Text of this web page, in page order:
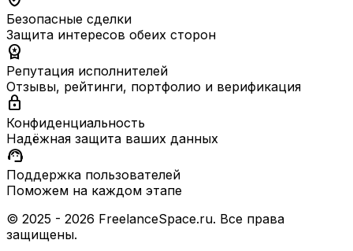
Безопасные сделки
Защита интересов обеих сторон
workspace_premium
Репутация исполнителей
Отзывы, рейтинги, портфолио и верификация
lock
Конфиденциальность
Надёжная защита ваших данных
support_agent
Поддержка пользователей
Поможем на каждом этапе
© 2025 - 2026 FreelanceSpace.ru. Все права
защищены.